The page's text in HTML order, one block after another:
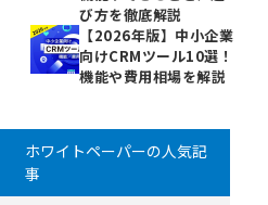
び方を徹底解説
【2026年版】中小企業
向けCRMツール10選！
機能や費用相場を解説
ホワイトペーパーの人気記
事